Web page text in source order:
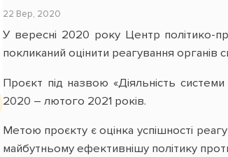
22 Вер, 2020
У вересні 2020 року Центр політико-
покликаний оцінити реагування органів
Проєкт під назвою «Діяльність
2020 – лютого 2021 років.
Метою проєкту є оцінка успішності
майбутньому ефективнішу політику